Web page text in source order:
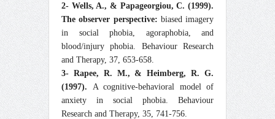
2- Wells, A., & Papageorgiou, C. (1999).
The observer perspective: biased imagery
in social phobia, agoraphobia, and
blood/injury phobia. Behaviour Research
and Therapy, 37, 653-658.
3- Rapee, R. M., & Heimberg, R. G.
(1997). A cognitive-behavioral model of
anxiety in social phobia. Behaviour
Research and Therapy, 35, 741-756.